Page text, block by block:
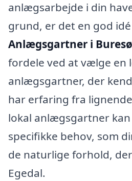
anlægsarbejde i din
grund, er det en god
Anlægsgartner i Buresø
fordele ved at vælge en
anlægsgartner, der
har erfaring fra
lokal anlægsgartner
specifikke behov, som
de naturlige forhold,
Egedal.